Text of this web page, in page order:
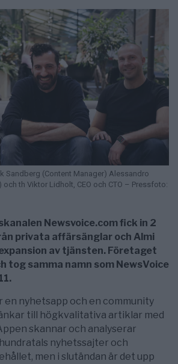
Sandberg (Content Manager) Alessandro
th Viktor Lidholt, CEO och CTO – Pressfoto:
Newsvoice.com fick in 2
privata affärsänglar och Almi
av tjänsten. Företaget
tog samma namn som NewsVoice
en nyhetsapp och en community
till högkvalitativa artiklar med
skannar och analyserar
nyhetssajter och
men i slutändan är det upp